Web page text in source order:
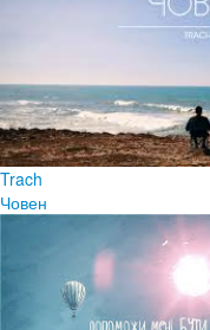
Trach
Човен